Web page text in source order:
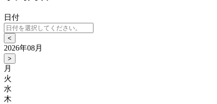
日付
<
2026年08月
>
月
火
水
木